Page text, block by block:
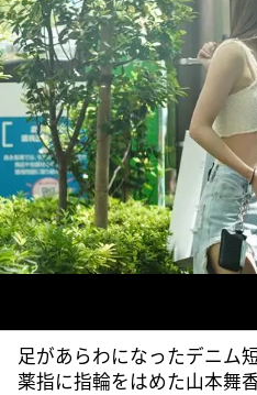
足があらわになったデニム
薬指に指輪をはめた山本舞